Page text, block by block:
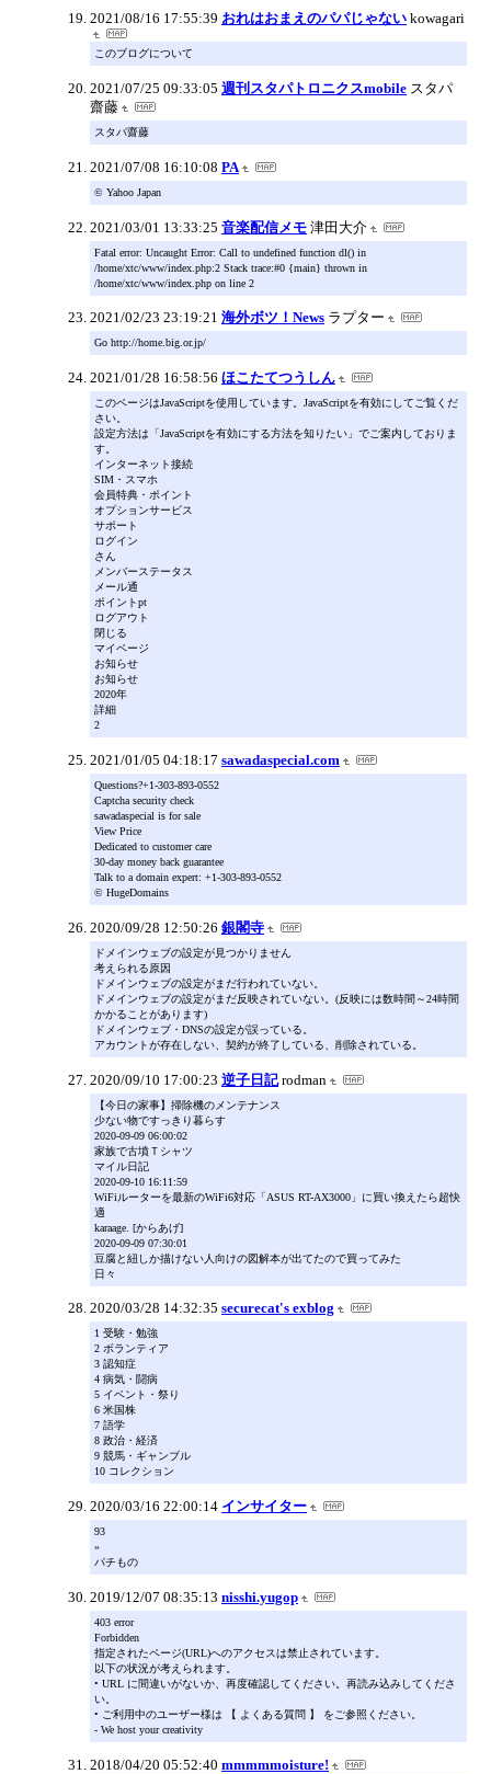
2021/08/16 17:55:39 おれはおまえのパパじゃない kowagari
このブログについて
2021/07/25 09:33:05 週刊スタパトロニクスmobile スタパ
齋藤
スタパ齋藤
2021/07/08 16:10:08 PA
© Yahoo Japan
2021/03/01 13:33:25 音楽配信メモ 津田大介
Fatal error: Uncaught Error: Call to undefined function dl() in
/home/xtc/www/index.php:2 Stack trace:#0 {main} thrown in
/home/xtc/www/index.php on line 2
2021/02/23 23:19:21 海外ボツ！News ラプター
Go http://home.big.or.jp/
2021/01/28 16:58:56 ほこたてつうしん
このページはJavaScriptを使用しています。JavaScriptを有効にしてご覧くだ
さい。
設定方法は「JavaScriptを有効にする方法を知りたい」でご案内しておりま
す。
インターネット接続
SIM・スマホ
会員特典・ポイント
オプションサービス
サポート
ログイン
さん
メンバーステータス
メール通
ポイントpt
ログアウト
閉じる
マイページ
お知らせ
お知らせ
2020年
詳細
2
2021/01/05 04:18:17 sawadaspecial.com
Questions?+1-303-893-0552
Captcha security check
sawadaspecial is for sale
View Price
Dedicated to customer care
30-day money back guarantee
Talk to a domain expert: +1-303-893-0552
© HugeDomains
2020/09/28 12:50:26 銀閣寺
ドメインウェブの設定が見つかりません
考えられる原因
ドメインウェブの設定がまだ行われていない。
ドメインウェブの設定がまだ反映されていない。(反映には数時間～24時間
かかることがあります)
ドメインウェブ・DNSの設定が誤っている。
アカウントが存在しない、契約が終了している、削除されている。
2020/09/10 17:00:23 逆子日記 rodman
【今日の家事】掃除機のメンテナンス
少ない物ですっきり暮らす
2020-09-09 06:00:02
家族で古墳Ｔシャツ
マイル日記
2020-09-10 16:11:59
WiFiルーターを最新のWiFi6対応「ASUS RT-AX3000」に買い換えたら超快
適
karaage. [からあげ]
2020-09-09 07:30:01
豆腐と紐しか描けない人向けの図解本が出てたので買ってみた
日々
2020/03/28 14:32:35 securecat's exblog
1 受験・勉強
2 ボランティア
3 認知症
4 病気・闘病
5 イベント・祭り
6 米国株
7 語学
8 政治・経済
9 競馬・ギャンブル
10 コレクション
2020/03/16 22:00:14 インサイター
93
»
パチもの
2019/12/07 08:35:13 nisshi.yugop
403 error
Forbidden
指定されたページ(URL)へのアクセスは禁止されています。
以下の状況が考えられます。
• URL に間違いがないか、再度確認してください。再読み込みしてくださ
い。
• ご利用中のユーザー様は 【 よくある質問 】 をご参照ください。
- We host your creativity
2018/04/20 05:52:40 mmmmmoisture!